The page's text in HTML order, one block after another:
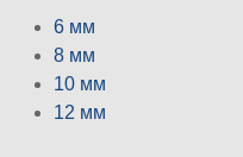
6 мм
8 мм
10 мм
12 мм